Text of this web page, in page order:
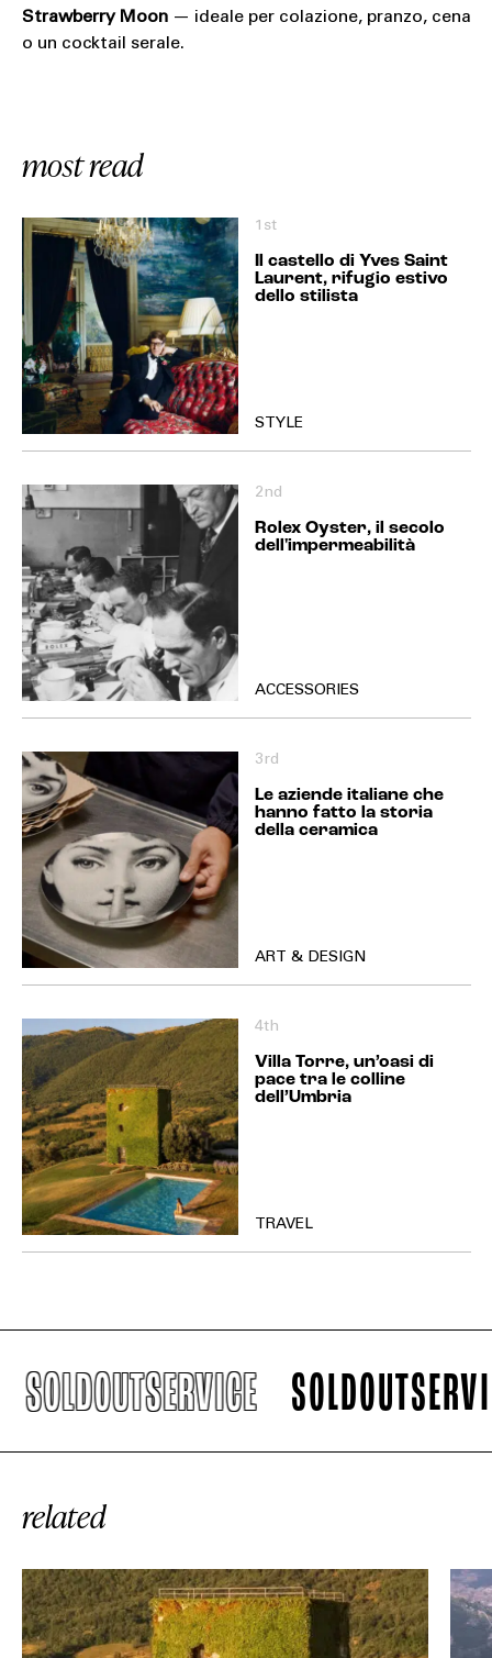
Strawberry Moon— ideale per colazione, pranzo, cena
o un cocktail serale.
most read
1st
Il castello di Yves Saint
Laurent, rifugio estivo
dello stilista
STYLE
2nd
Rolex Oyster, il secolo
dell'impermeabilità
ACCESSORIES
3rd
Le aziende italiane che
hanno fatto la storia
della ceramica
ART & DESIGN
4th
Villa Torre, un’oasi di
pace tra le colline
dell’Umbria
TRAVEL
SOLDOUTSERVICE
related